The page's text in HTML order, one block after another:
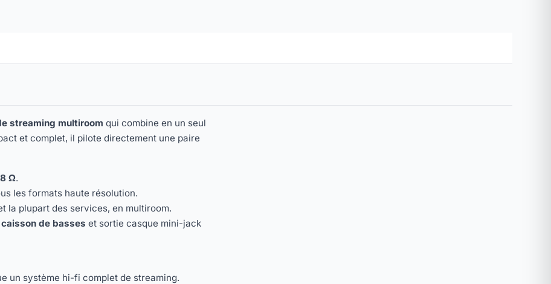
streaming multiroom qui combine en un seul
et complet, il pilote directement une paire
Ω.
les formats haute résolution.
la plupart des services, en multiroom.
de basses et sortie casque mini-jack
un système hi-fi complet de streaming.